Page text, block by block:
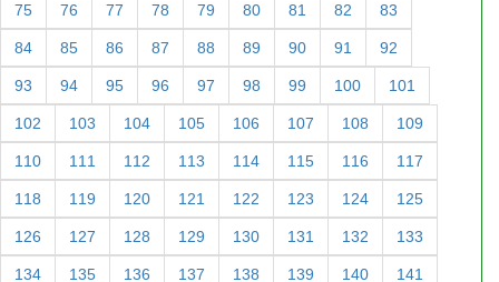
75 76 77 78 79 80 81 82 83
84 85 86 87 88 89 90 91 92
93 94 95 96 97 98 99 100 101
102 103 104 105 106 107 108 109
110 111 112 113 114 115 116 117
118 119 120 121 122 123 124 125
126 127 128 129 130 131 132 133
134 135 136 137 138 139 140 141